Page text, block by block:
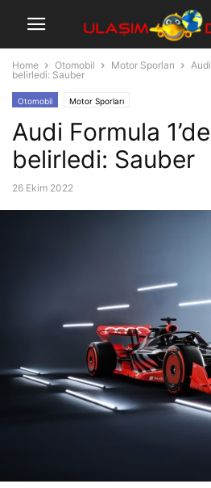
Home Otomobil Motor Sporları
belirledi: Sauber
Otomobil Motor Sporları
Audi Formula
belirledi: Sauber
26 Ekim 2022